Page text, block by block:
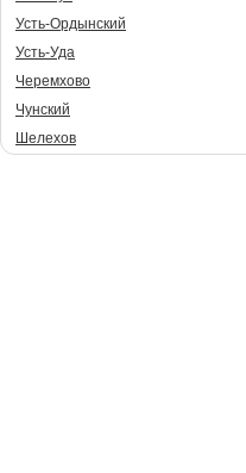
Усть-Ордынский
Усть-Уда
Черемхово
Чунский
Шелехов